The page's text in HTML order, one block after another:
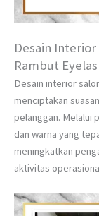
Desain
Rambut
Desain interior
menciptakan
pelanggan. Melalui
dan warna yang
meningkatkan
aktivitas